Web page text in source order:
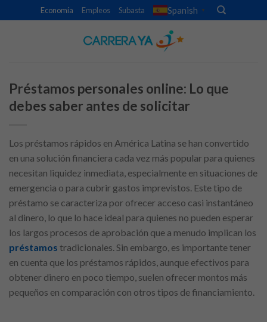
to
Economía Empleos Subasta Spanish ▼
Préstamos personales online: Lo que
debes saber antes de solicitar
Los préstamos rápidos en América Latina se han convertido
en una solución financiera cada vez más popular para quienes
necesitan liquidez inmediata, especialmente en situaciones de
emergencia o para cubrir gastos imprevistos. Este tipo de
préstamo se caracteriza por ofrecer acceso casi instantáneo
al dinero, lo que lo hace ideal para quienes no pueden esperar
los largos procesos de aprobación que a menudo implican los
préstamos tradicionales. Sin embargo, es importante tener
en cuenta que los préstamos rápidos, aunque efectivos para
obtener dinero en poco tiempo, suelen ofrecer montos más
pequeños en comparación con otros tipos de financiamiento.